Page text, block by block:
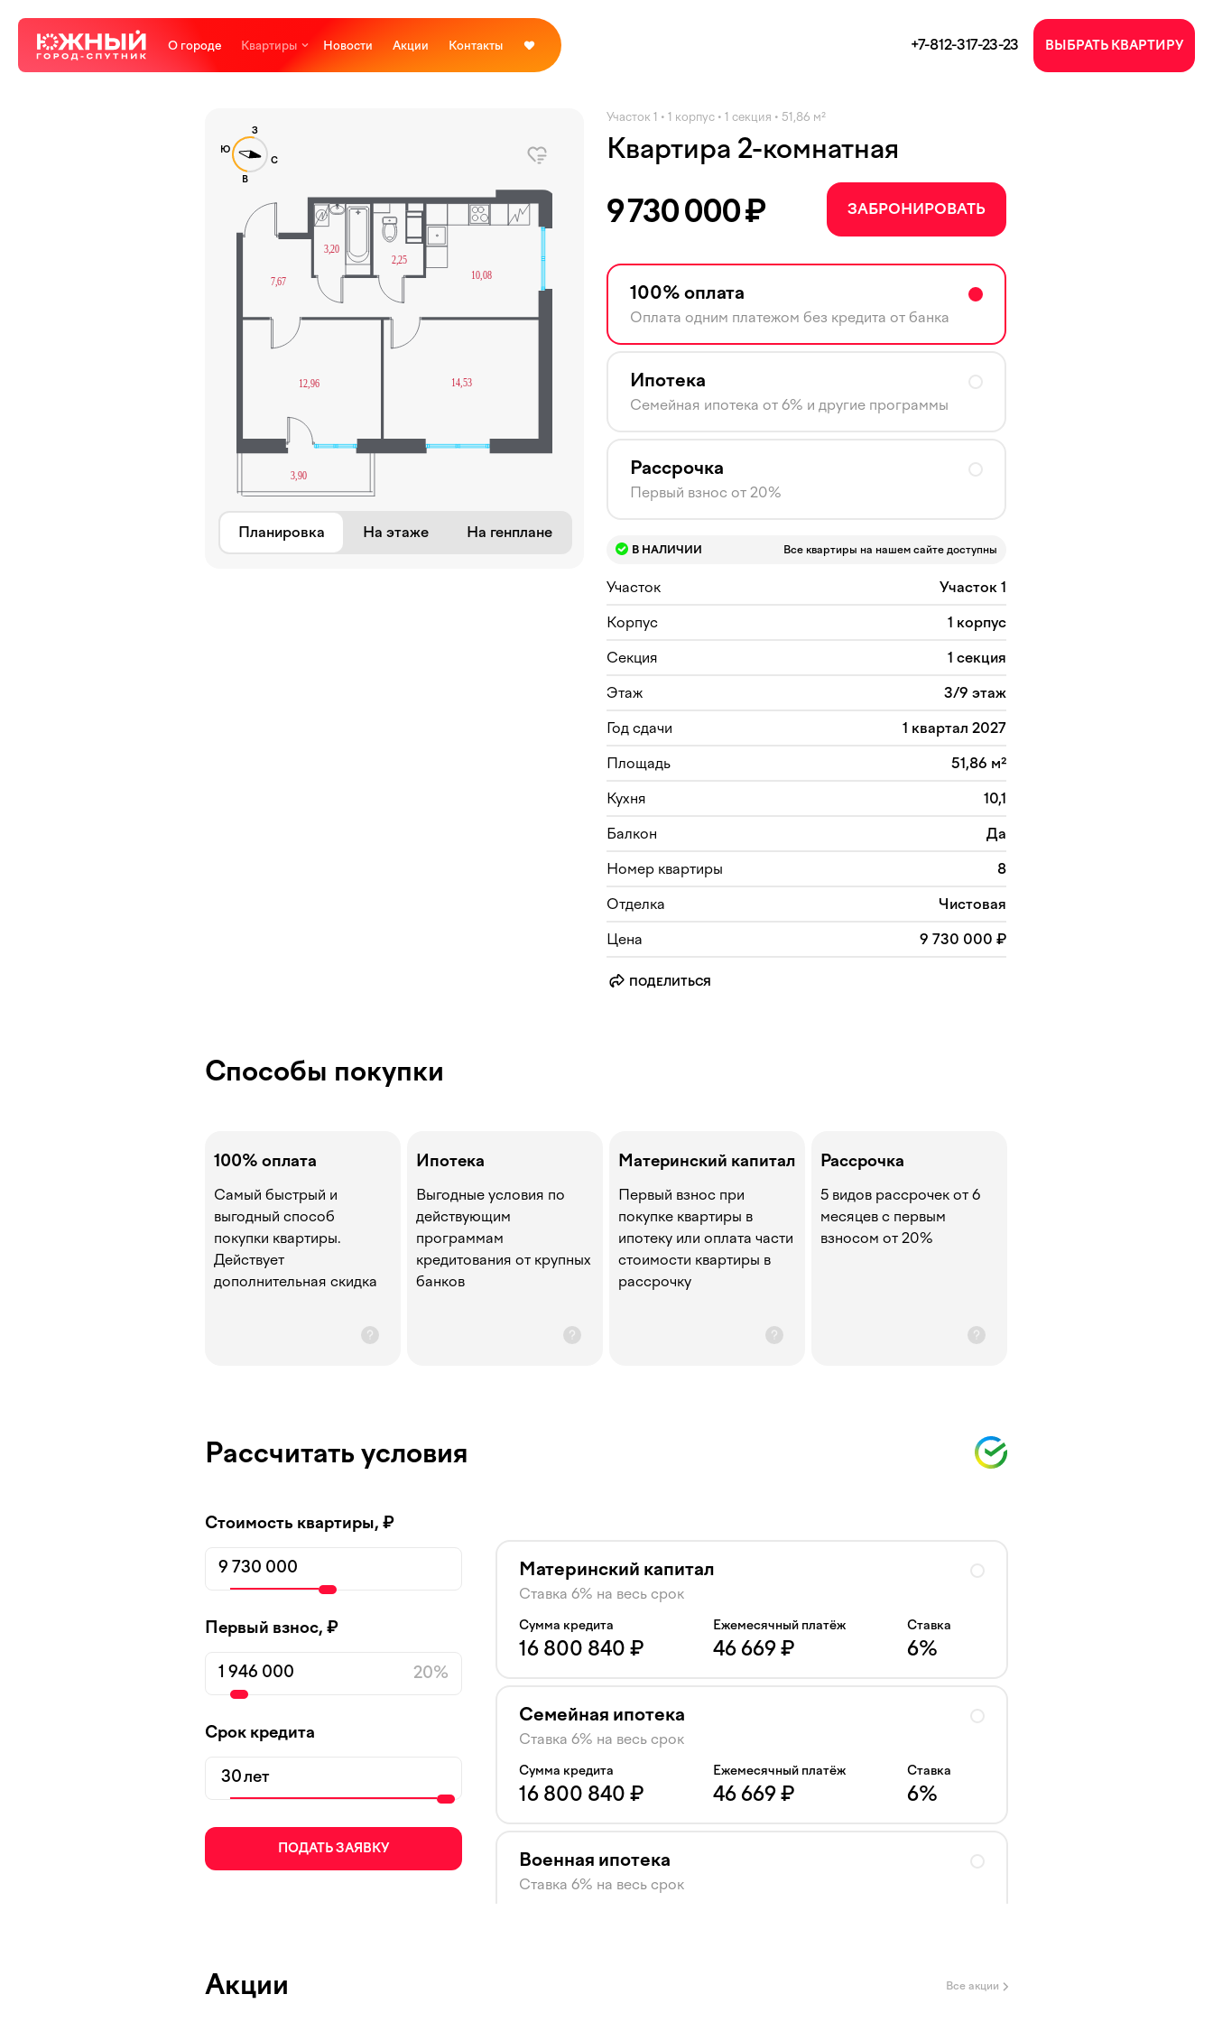
О городе Квартиры Новости Акции Контакты +7-812-317-23-23 ВЫБРАТЬ КВАРТИРУ
Планировка На этаже На генплане
С
В
Ю
З
Участок 1 • 1 корпус • 1 секция • 51,86 м²
Квартира 2-комнатная
9 730 000₽ ЗАБРОНИРОВАТЬ
100% оплата
Оплата одним платежом без кредита от банка
Ипотека
Семейная ипотека от 6% и другие программы
Рассрочка
Первый взнос от 20%
В НАЛИЧИИ Все квартиры на нашем сайте доступны
Участок Участок 1
Корпус 1 корпус
Секция 1 секция
Этаж 3/9 этаж
Год сдачи 1 квартал 2027
Площадь 51,86 м²
Кухня 10,1
Балкон Да
Номер квартиры 8
Отделка Чистовая
Цена 9 730 000 ₽
ПОДЕЛИТЬСЯ
Способы покупки
100% оплата
Самый быстрый и
выгодный способ
покупки квартиры.
Действует
дополнительная скидка
Ипотека
Выгодные условия по
действующим
программам
кредитования от крупных
банков
Материнский капитал
Первый взнос при
покупке квартиры в
ипотеку или оплата части
стоимости квартиры в
рассрочку
Рассрочка
5 видов рассрочек от 6
месяцев с первым
взносом от 20%
Рассчитать условия
Стоимость квартиры, ₽
20%
Первый взнос, ₽
Срок кредита
лет
ПОДАТЬ ЗАЯВКУ
Материнский капитал
Ставка 6% на весь срок
Сумма кредита
16 800 840 ₽
Ежемесячный платёж
46 669₽
Ставка
6%
Семейная ипотека
Ставка 6% на весь срок
Сумма кредита
16 800 840 ₽
Ежемесячный платёж
46 669₽
Ставка
6%
Военная ипотека
Ставка 6% на весь срок
Все акции
Акции